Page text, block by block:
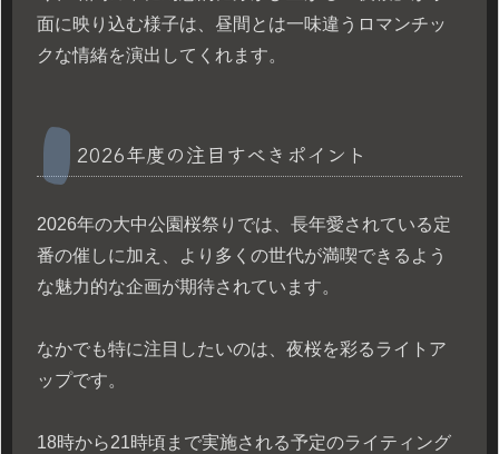
面に映り込む様子は、昼間とは一味違うロマンチッ
クな情緒を演出してくれます。
2026年度の注目すべきポイント
2026年の大中公園桜祭りでは、長年愛されている定
番の催しに加え、より多くの世代が満喫できるよう
な魅力的な企画が期待されています。
なかでも特に注目したいのは、夜桜を彩るライトア
ップです。
18時から21時頃まで実施される予定のライティング